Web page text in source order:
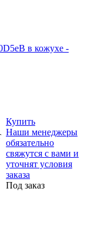
в кожухе -
Купить
Наши менеджеры
обязательно
свяжутся с вами и
уточнят условия
заказа
Под заказ